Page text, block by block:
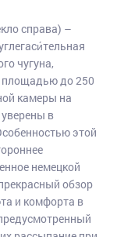
справа) –
чугуна,
площадью до 250
камеры на
в
этой
немецкой
обзор
и комфорта в